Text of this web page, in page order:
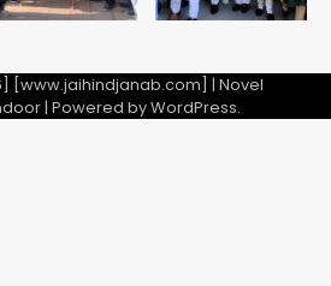
[www.jaihindjanab.com] | Novel
| Powered byWordPress.